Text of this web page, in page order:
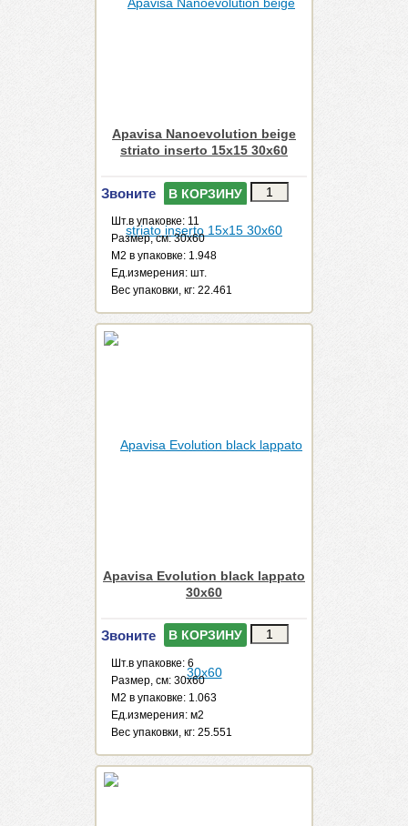
Apavisa Nanoevolution beige
striato inserto 15x15 30x60
Звоните В КОРЗИНУ
Шт.в упаковке: 11
Размер, см: 30x60
М2 в упаковке: 1.948
Ед.измерения: шт.
Веc упаковки, кг: 22.461
Apavisa Evolution black lappato
30x60
Звоните В КОРЗИНУ
Шт.в упаковке: 6
Размер, см: 30x60
М2 в упаковке: 1.063
Ед.измерения: м2
Веc упаковки, кг: 25.551